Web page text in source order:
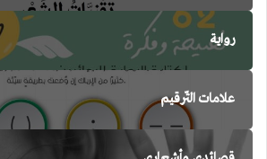
رواية
علامات التّرقيم